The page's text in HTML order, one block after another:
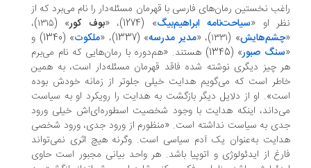
نخستین رمان‌های فارسی با قهرمان مسئله‌دار را نام می‌برد که از
او «سیاحت‌نامه ابراهیم‌بیگ» (1274)، « بوف کور
چشم‌هایش» (۱۳۳۱)، « مدیر مدرسه» (1337)، « ملکوت
» (1340) و
سنگ صبور
» (1345) هستند. «هم‌دوره با رمان‌هایی که نام می‌برم
چیز دیگری نوشته شده فاقد قهرمان مسئله‌دار است، به همین
است که می‌گویم هدایت خیلی جلوتر از زمانه خودش بوده
او از دلایل دیگر بازگشت به هدایت را رویکرد او به سیاست
اینکه هدایت با وجود شخصیت اسطوره‌ای‌اش خیلی ورود
به سیاست نداشته است. «منظورم از ورود جدی، ورود شخصی
به‌عنوان یک آدم سیاسی است. وگرنه هیچ اثری نمی‌تواند
از ایدئولوژی و اتوپیا باشد. هر واحد بیانی مجبور است حاوی